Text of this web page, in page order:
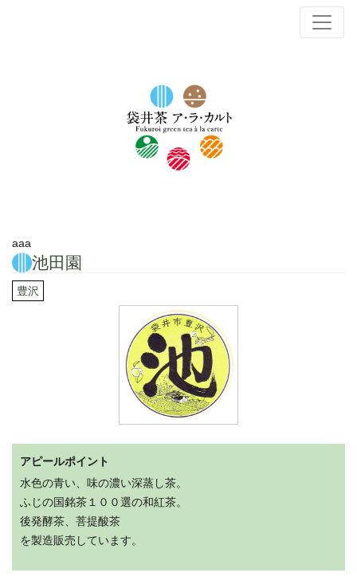
aaa
池田園
豊沢
アピールポイント
水色の青い、味の濃い深蒸し茶。
ふじの国銘茶１００選の和紅茶。
後発酵茶、菩提酸茶
を製造販売しています。